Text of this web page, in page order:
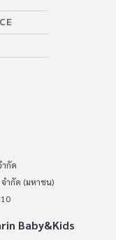
ำกัด
จำกัด (มหาชน)
Baby&Kids